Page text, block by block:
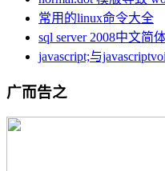
常用的linux命令大全
sql server 2008中文简
javascript;与
广而告之